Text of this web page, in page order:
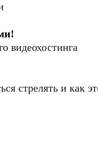
видеохостинга
стрелять и как